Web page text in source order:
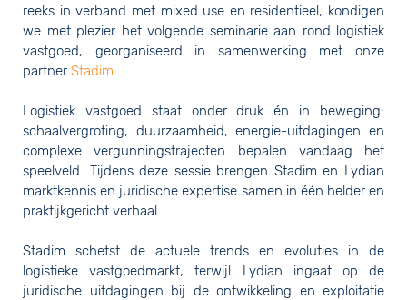
reeks in verband met mixed use en residentieel, kondigen
we met plezier het volgende seminarie aan rond logistiek
vastgoed, georganiseerd in samenwerking met onze
partner Stadim.
Logistiek vastgoed staat onder druk én in beweging:
schaalvergroting, duurzaamheid, energie-uitdagingen en
complexe vergunningstrajecten bepalen vandaag het
speelveld. Tijdens deze sessie brengen Stadim en Lydian
marktkennis en juridische expertise samen in één helder en
praktijkgericht verhaal.
Stadim schetst de actuele trends en evoluties in de
logistieke vastgoedmarkt, terwijl Lydian ingaat op de
juridische uitdagingen bij de ontwikkeling en exploitatie